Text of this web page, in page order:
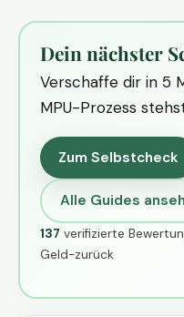
Dein nächster
Verschaffe dir in 5
MPU-Prozess
Zum Selbstcheck
Alle Guides
137 verifizierte
Geld-zurück